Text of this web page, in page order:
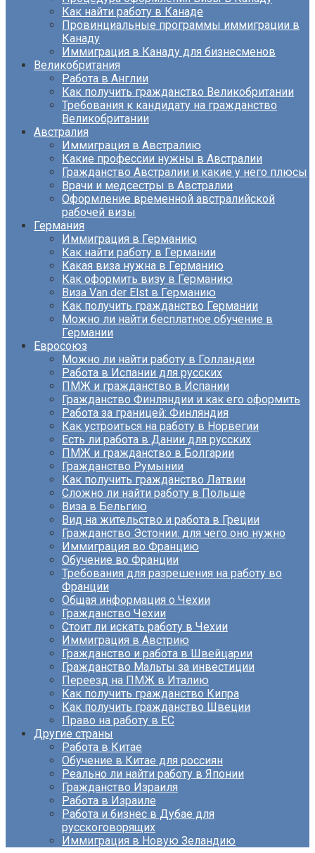
Как найти работу в Канаде
Провинциальные программы иммиграции в
Канаду
Иммиграция в Канаду для бизнесменов
Великобритания
Работа в Англии
Как получить гражданство Великобритании
Требования к кандидату на гражданство
Великобритании
Австралия
Иммиграция в Австралию
Какие профессии нужны в Австралии
Гражданство Австралии и какие у него плюсы
Врачи и медсестры в Австралии
Оформление временной австралийской
рабочей визы
Германия
Иммиграция в Германию
Как найти работу в Германии
Какая виза нужна в Германию
Как оформить визу в Германию
Виза Van der Elst в Германию
Как получить гражданство Германии
Можно ли найти бесплатное обучение в
Германии
Евросоюз
Можно ли найти работу в Голландии
Работа в Испании для русских
ПМЖ и гражданство в Испании
Гражданство Финляндии и как его оформить
Работа за границей: Финляндия
Как устроиться на работу в Норвегии
Есть ли работа в Дании для русских
ПМЖ и гражданство в Болгарии
Гражданство Румынии
Как получить гражданство Латвии
Сложно ли найти работу в Польше
Виза в Бельгию
Вид на жительство и работа в Греции
Гражданство Эстонии: для чего оно нужно
Иммиграция во Францию
Обучение во Франции
Требования для разрешения на работу во
Франции
Общая информация о Чехии
Гражданство Чехии
Стоит ли искать работу в Чехии
Иммиграция в Австрию
Гражданство и работа в Швейцарии
Гражданство Мальты за инвестиции
Переезд на ПМЖ в Италию
Как получить гражданство Кипра
Как получить гражданство Швеции
Право на работу в ЕС
Другие страны
Работа в Китае
Обучение в Китае для россиян
Реально ли найти работу в Японии
Гражданство Израиля
Работа в Израиле
Работа и бизнес в Дубае для
русскоговорящих
Иммиграция в Новую Зеландию